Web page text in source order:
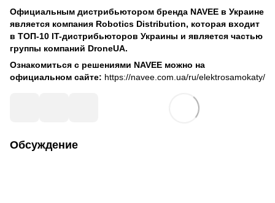
Официальным дистрибьютором бренда NAVEE в Украине
является компания Robotics Distribution, которая входит
в ТОП-10 IT-дистрибьюторов Украины и является частью
группы компаний DroneUA.
Ознакомиться с решениями NAVEE можно на
официальном сайте: https://navee.com.ua/ru/elektrosamokaty/
Обсуждение